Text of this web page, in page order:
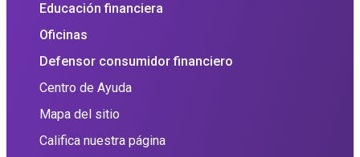
Educación financiera
Oficinas
Defensor consumidor financiero
Centro de Ayuda
Mapa del sitio
Califica nuestra página